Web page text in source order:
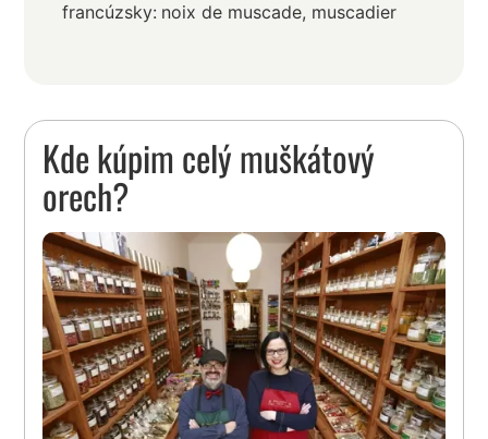
francúzsky: noix de muscade, muscadier
Kde kúpim celý muškátový
orech?